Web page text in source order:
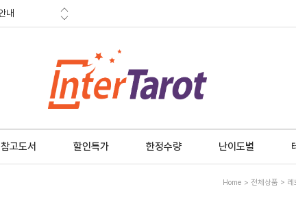
참고도서 할인특가 한정수량 난이도별
Home > 전체상품 > 레